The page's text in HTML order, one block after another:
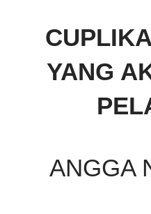
YANG
ANGGA